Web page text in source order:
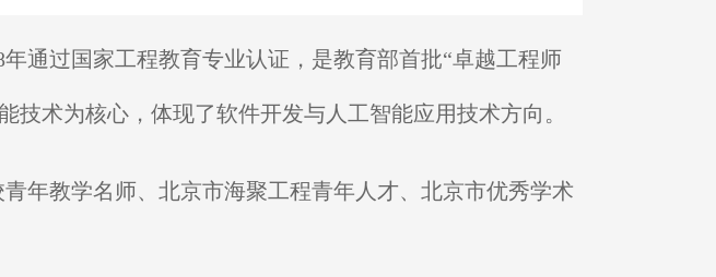
通过国家工程教育专业认证，是教育部首批“卓越工程师
术为核心，体现了软件开发与人工智能应用技术方向。
年教学名师、北京市海聚工程青年人才、北京市优秀学术